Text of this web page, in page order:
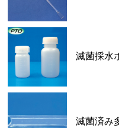
滅菌採水
滅菌済み